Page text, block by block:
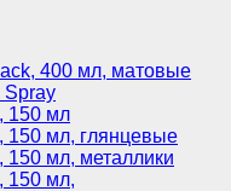
400 мл, матовые
Spray
150 мл
150 мл, глянцевые
150 мл, металлики
150 мл,